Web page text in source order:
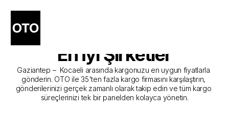
Gaziantep - Kocaeli Kargo
Gönderim Hizmeti Sunan
En İyi Şirketler
Gaziantep –  Kocaeli arasında kargonuzu en uygun fiyatlarla
gönderin. OTO ile 35'ten fazla kargo firmasını karşılaştırın,
gönderilerinizi gerçek zamanlı olarak takip edin ve tüm kargo
süreçlerinizi tek bir panelden kolayca yönetin.